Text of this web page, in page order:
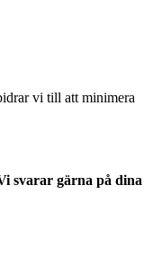
vi till att minimera
svarar gärna på dina